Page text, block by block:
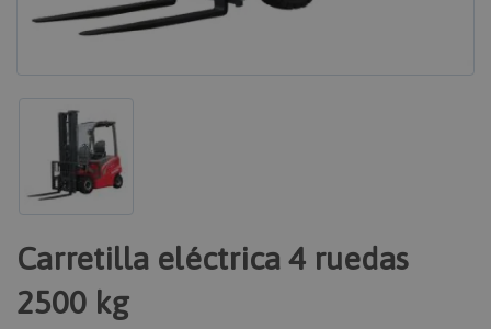
Carretilla eléctrica 4 ruedas
2500 kg